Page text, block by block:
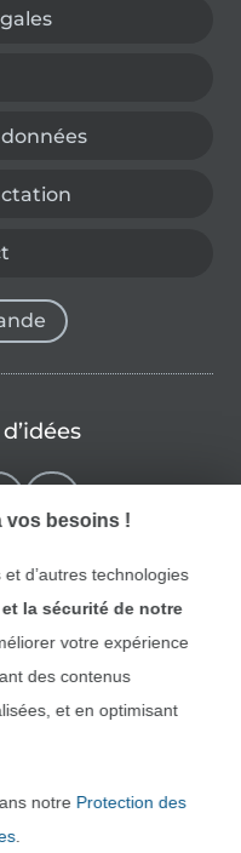
vos besoins !
d’autres technologies
la sécurité de notre
votre expérience
des contenus
et en optimisant
notre Protection des
.